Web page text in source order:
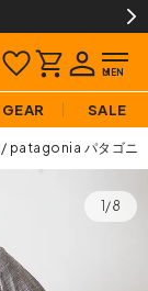
GEAR SALE
patagonia パタゴニ
1/8